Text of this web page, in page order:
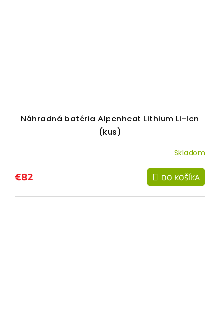
Náhradná batéria Alpenheat Lithium Li-lon
(kus)
Skladom
€82 DO KOŠÍKA